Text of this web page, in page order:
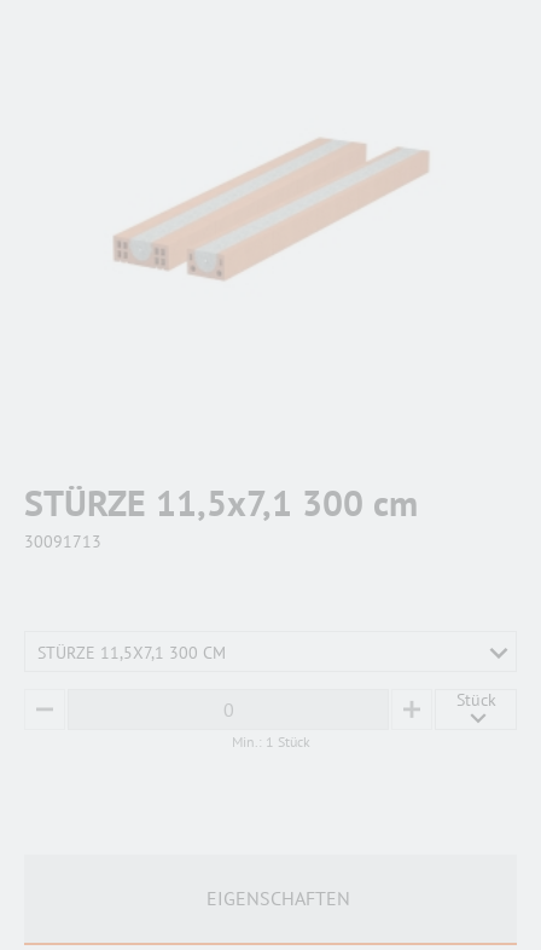
STÜRZE 11,5x7,1 300 cm
30091713
STÜRZE 11,5X7,1 300 CM
MINUS PLUS
Stück
Min.: 1 Stück
EIGENSCHAFTEN